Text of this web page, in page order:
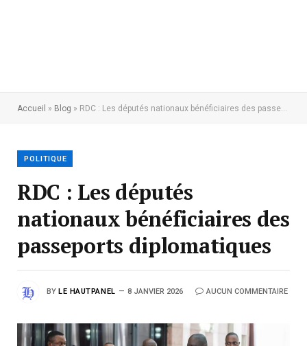
Accueil » Blog » RDC : Les députés nationaux bénéficiaires des passeports diplomatiques
POLITIQUE
RDC : Les députés
nationaux bénéficiaires des
passeports diplomatiques
BY LE HAUTPANEL 8 JANVIER 2026 AUCUN COMMENTAIRE